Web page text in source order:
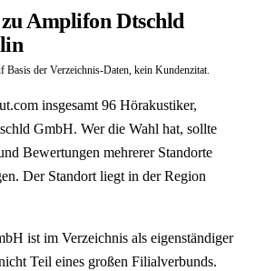
Amplifon Dtschld
Basis der Verzeichnis-Daten, kein Kundenzitat.
insgesamt 96 Hörakustiker,
GmbH. Wer die Wahl hat, sollte
Bewertungen mehrerer Standorte
Der Standort liegt in der Region
ist im Verzeichnis als eigenständiger
Teil eines großen Filialverbunds.